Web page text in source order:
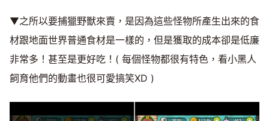
▼之所以要捕獵野獸來賣，是因為這些怪物所產生出來的食
材跟地面世界普通食材是一樣的，但是獲取的成本卻是低廉
非常多！甚至是更好吃！( 每個怪物都很有特色，看小黑人
飼育他們的動畫也很可愛搞笑XD )